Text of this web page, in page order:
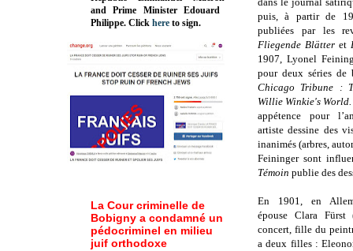
puis, à partir de
publiées par les
Fliegende Blätter et
1907, Lyonel
pour deux séries de
Chicago Tribune :
Willie Winkie's
appétence pour
artiste dessine des
inanimés (arbres,
Feininger sont
Témoin publie des
En 1901, en
épouse Clara Fürst
concert, fille du
a deux filles :
and Prime MinisterEdouard
Philippe. Click here to sign.
La Cour criminelle de
Bobigny a condamné un
pédocriminel en milieu
juif orthodoxe